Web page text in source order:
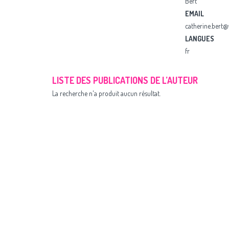
EMAIL
LANGUES
fr
LISTE DES PUBLICATIONS DE L’AUTEUR
La recherche n'a produit aucun résultat.